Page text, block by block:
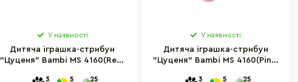
У наявності
Дитяча іграшка-стрибун
"Цуценя" Bambi MS 4160(Red)
3 5 25
У наявності
Дитяча іграшка-стрибун
"Цуценя" Bambi MS 4160(Pink)
3 5 25